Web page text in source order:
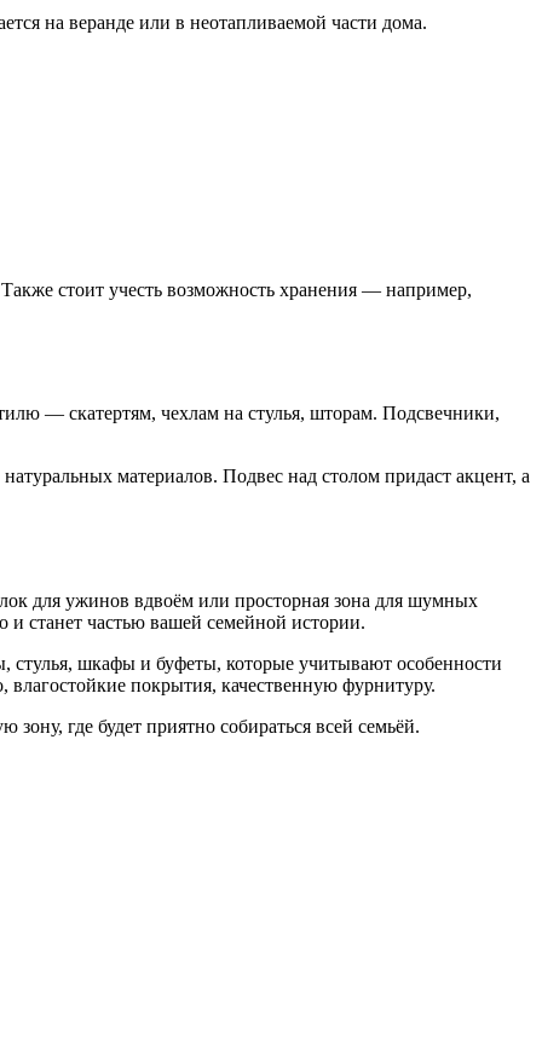
на веранде или в неотапливаемой части дома.
стоит учесть возможность хранения — например,
— скатертям, чехлам на стулья, шторам. Подсвечники,
материалов. Подвес над столом придаст акцент, а
для ужинов вдвоём или просторная зона для шумных
и станет частью вашей семейной истории.
шкафы и буфеты, которые учитывают особенности
покрытия, качественную фурнитуру.
где будет приятно собираться всей семьёй.